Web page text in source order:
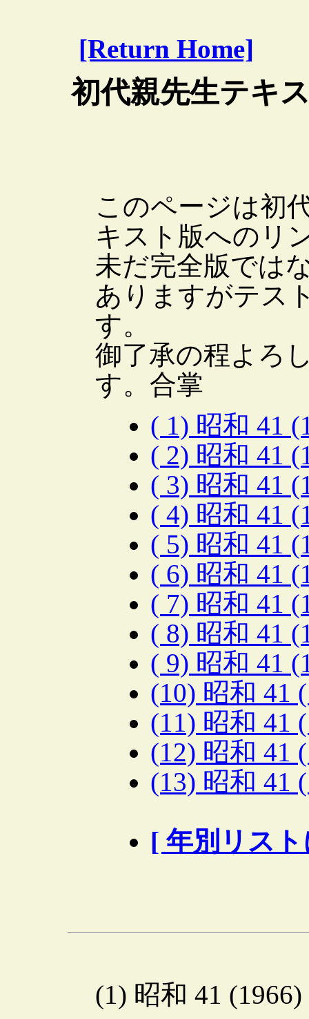
[Return Home]
初代親先生テキ
このページは初
キスト版へのリ
未だ完全版では
ありますがテス
す。
御了承の程よろ
す。合掌
( 1) 昭和 41
( 2) 昭和 41
( 3) 昭和 41
( 4) 昭和 41
( 5) 昭和 41
( 6) 昭和 41
( 7) 昭和 41
( 8) 昭和 41
( 9) 昭和 41
(10) 昭和 41
(11) 昭和 41
(12) 昭和 41
(13) 昭和
[ 年別リス
(1) 昭和 41